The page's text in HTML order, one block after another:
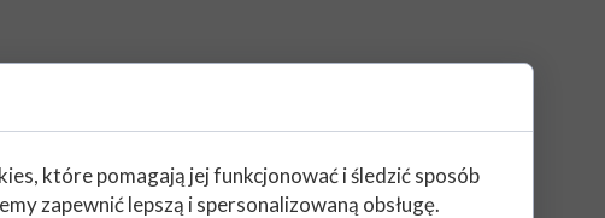
które pomagają jej funkcjonować i śledzić sposób
zapewnić lepszą i spersonalizowaną obsługę.